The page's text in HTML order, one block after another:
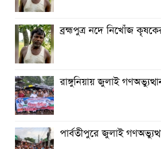
ব্রহ্মপুত্র নদে নিখোঁজ
রাঙ্গুনিয়ায় জুলাই
পার্বতীপুরে জুলাই